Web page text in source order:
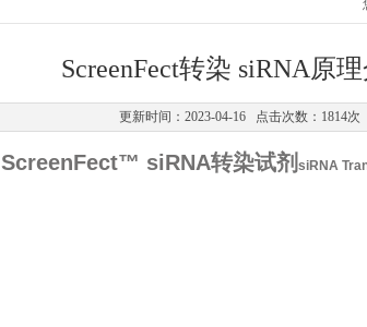
ScreenFect转染 siRNA原
更新时间：2023-04-16 点击次数：1814次
ScreenFect™ siRNA转染试剂 siRNA